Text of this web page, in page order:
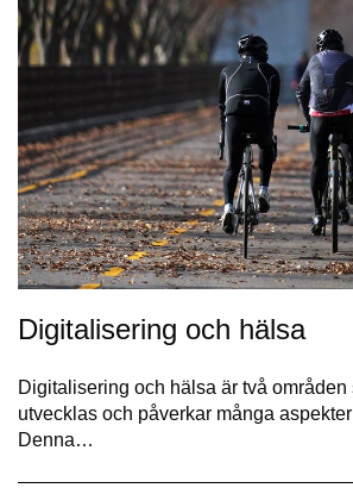
Digitalisering och hälsa
Digitalisering och hälsa är två områden
utvecklas och påverkar många
Denna…